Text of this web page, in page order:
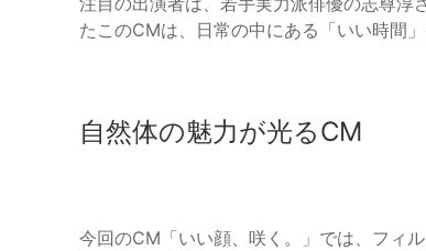
たこのCMは、日常の中にある「いい時間」
自然体の魅力が光るCM
今回のCM「いい顔、咲く。」では、フィ